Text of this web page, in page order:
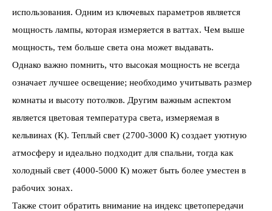
использования. Одним из ключевых параметров является
мощность лампы, которая измеряется в ваттах. Чем выше
мощность, тем больше света она может выдавать.
Однако важно помнить, что высокая мощность не всегда
означает лучшее освещение; необходимо учитывать размер
комнаты и высоту потолков. Другим важным аспектом
является цветовая температура света, измеряемая в
кельвинах (К). Теплый свет (2700-3000 К) создает уютную
атмосферу и идеально подходит для спальни, тогда как
холодный свет (4000-5000 К) может быть более уместен в
рабочих зонах.
Также стоит обратить внимание на индекс цветопередачи